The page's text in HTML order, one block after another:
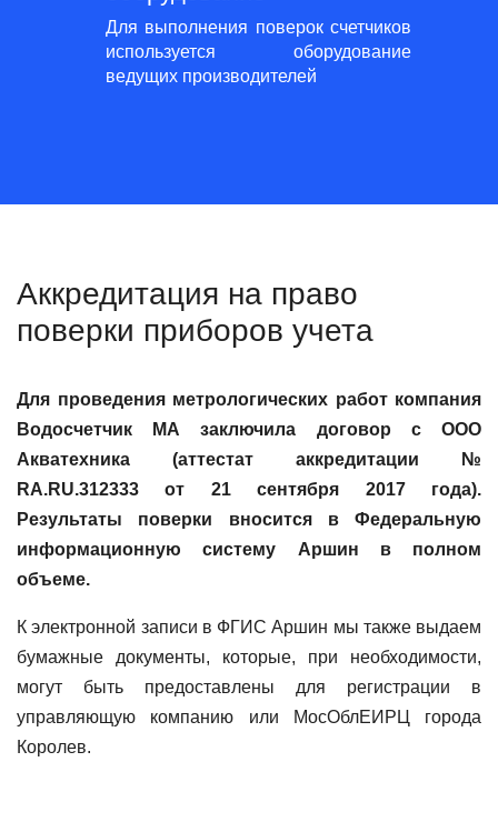
Для выполнения поверок счетчиков
используется оборудование
ведущих производителей
Аккредитация на право
поверки приборов учета
Для проведения метрологических работ компания
Водосчетчик МА заключила договор с ООО
Акватехника (аттестат аккредитации №
RA.RU.312333 от 21 сентября 2017 года).
Результаты поверки вносится в Федеральную
информационную систему Аршин в полном
объеме.
К электронной записи в ФГИС Аршин мы также выдаем
бумажные документы, которые, при необходимости,
могут быть предоставлены для регистрации в
управляющую компанию или МосОблЕИРЦ города
Королев.